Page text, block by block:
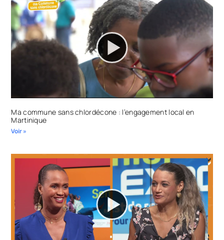
Ma commune sans chlordécone : l’engagement local en
Martinique
Voir »